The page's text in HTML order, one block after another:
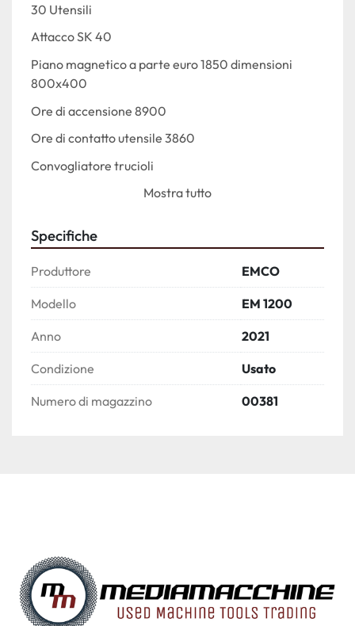
30 Utensili
Attacco SK 40
Piano magnetico a parte euro 1850 dimensioni
800x400
Ore di accensione 8900
Ore di contatto utensile 3860
Convogliatore trucioli
Visibile sotto tensione
Anno di costruzione 2021
Mostra tutto
Specifiche
Produttore EMCO
Modello EM 1200
Anno 2021
Condizione Usato
Numero di magazzino 00381